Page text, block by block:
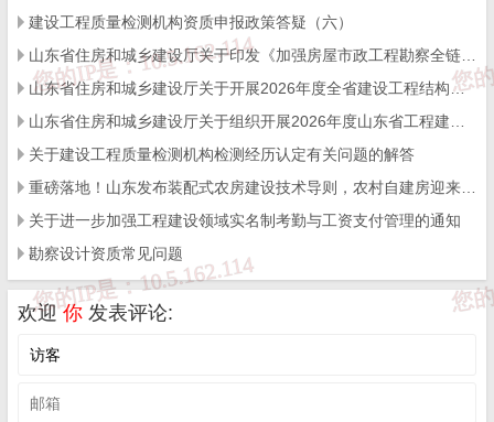
准》，住房和城乡建设部网站（https://www.mo
hurd.gov.cn）公开专栏“行政规范性文件库”；
（3）《关于实施〈建设工程质量检测管理
办法〉〈建设工程质量检测机构资质标准〉有
关问题的通知》，住房和城乡建设部网站（http
（4）《山东省建设工程质量检测管理实施
细则》、《山东省建设工程质量检测机构资质
标准》、《山东省建设工程质量检测机构资质
现场专家评审工作指南》、《关于开展建设工
程质量检测机构资质审批工作的通知》，山东
建设工程质量检测机构资质申报政策答疑（六）
山东省住房和城乡建设厅关于开展2026年度全省建设工程结构质量评价工作的通知
关于建设工程质量检测机构检测经历认定有关问题的解答
关于进一步加强工程建设领域实名制考勤与工资支付管理的通知
勘察设计资质常见问题
欢迎你 发表评论: